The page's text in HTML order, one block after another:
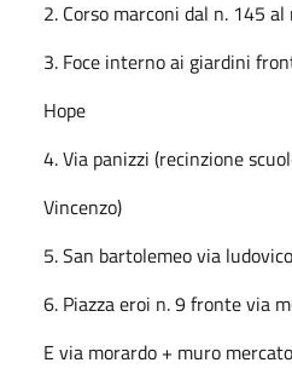
2. Corso marconi dal n. 145 al
3. Foce interno ai giardini
Hope
4. Via panizzi (recinzione
Vincenzo)
5. San bartolemeo via
6. Piazza eroi n. 9 fronte via
E via morardo + muro